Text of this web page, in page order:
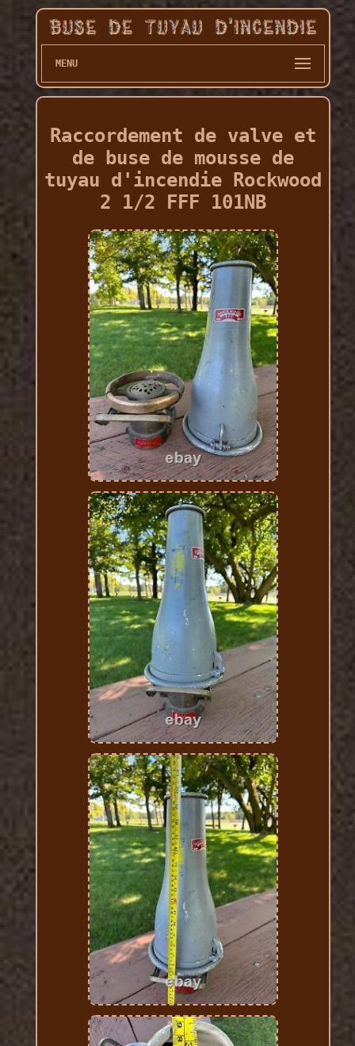
MENU
Raccordement de valve et
de buse de mousse de
tuyau d'incendie Rockwood
2 1/2 FFF 101NB